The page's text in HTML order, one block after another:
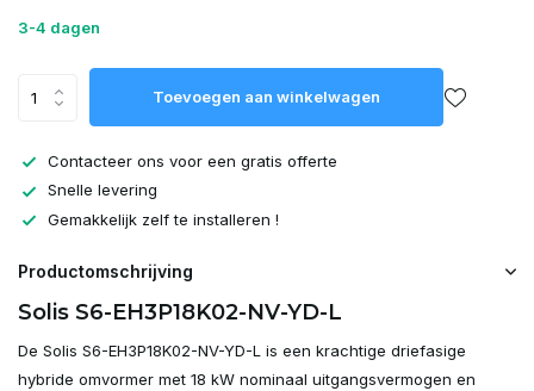
3-4 dagen
Toevoegen aan winkelwagen
Contacteer ons voor een gratis offerte
Snelle levering
Gemakkelijk zelf te installeren !
Productomschrijving
Solis S6-EH3P18K02-NV-YD-L
De Solis S6-EH3P18K02-NV-YD-L is een krachtige driefasige
hybride omvormer met 18 kW nominaal uitgangsvermogen en